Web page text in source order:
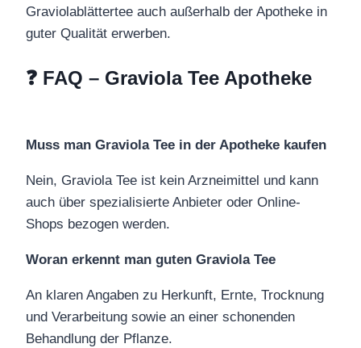
Graviolablättertee auch außerhalb der Apotheke in
guter Qualität erwerben.
❓ FAQ – Graviola Tee Apotheke
Muss man Graviola Tee in der Apotheke kaufen
Nein, Graviola Tee ist kein Arzneimittel und kann
auch über spezialisierte Anbieter oder Online-
Shops bezogen werden.
Woran erkennt man guten Graviola Tee
An klaren Angaben zu Herkunft, Ernte, Trocknung
und Verarbeitung sowie an einer schonenden
Behandlung der Pflanze.